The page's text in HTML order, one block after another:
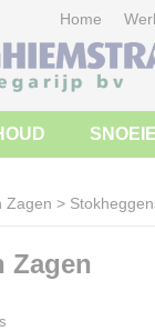
Home
Zagen >
Zagen